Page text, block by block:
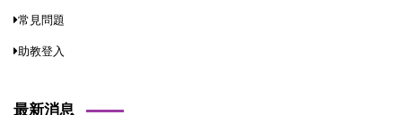
常見問題
助教登入
最新消息